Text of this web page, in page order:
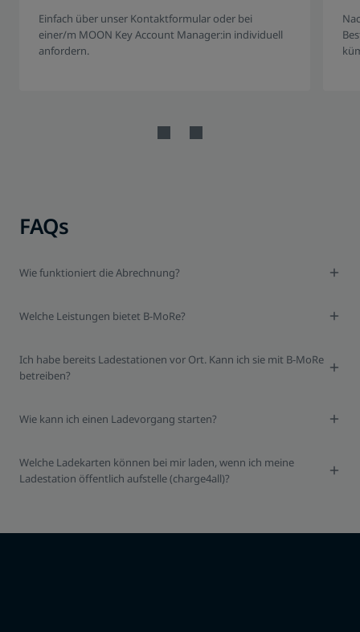
Einfach über unser Kontaktformular oder bei
einer/m MOON Key Account Manager:in individuell
anfordern.
FAQs
Wie funktioniert die Abrechnung?
Welche Leistungen bietet B-MoRe?
Ich habe bereits Ladestationen vor Ort. Kann ich sie mit B-MoRe
betreiben?
Wie kann ich einen Ladevorgang starten?
Welche Ladekarten können bei mir laden, wenn ich meine
Ladestation öffentlich aufstelle (charge4all)?